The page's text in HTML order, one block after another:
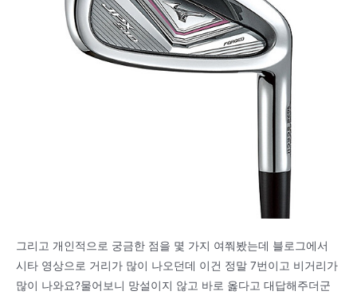
그리고 개인적으로 궁금한 점을 몇 가지 여쭤봤는데 블로그에서
시타 영상으로 거리가 많이 나오던데 이건 정말 7번이고 비거리가
많이 나와요?물어보니 망설이지 않고 바로 옳다고 대답해주더군